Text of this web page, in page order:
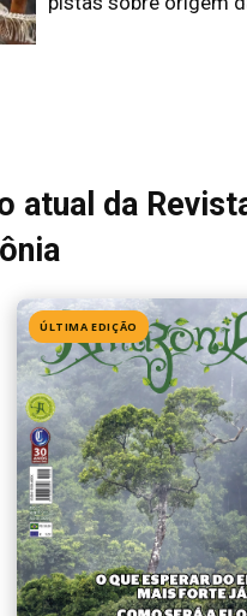
Edição 155· Julho 2026
📖 Ler agora
da semana